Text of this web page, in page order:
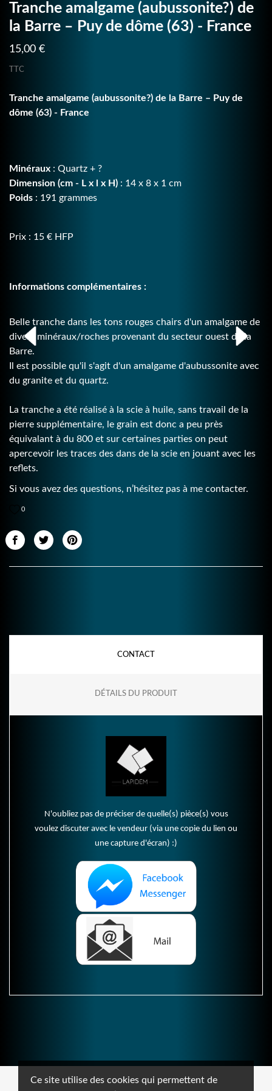
Ce site utilise des cookies qui permettent de
Tranche amalgame (aubussonite?) de
la Barre – Puy de dôme (63) - France
15,00 €
TTC
Tranche amalgame (aubussonite?) de la Barre – Puy de
dôme (63) - France
Minéraux : Quartz + ?
Dimension (cm - L x l x H) : 14 x 8 x 1 cm
Poids : 191 grammes
Prix : 15 € HFP
Informations complémentaires :
Belle tranche dans les tons rouges chairs d'un amalgame de
divers minéraux/roches provenant du secteur ouest de la
Barre.
Il est possible qu'il s'agit d'un amalgame d'aubussonite avec
du granite et du quartz.
La tranche a été réalisé à la scie à huile, sans travail de la
pierre supplémentaire, le grain est donc a peu près
équivalant à du 800 et sur certaines parties on peut
apercevoir les traces des dans de la scie en jouant avec les
reflets.
Si vous avez des questions, n’hésitez pas à me contacter.
0
CONTACT
DÉTAILS DU PRODUIT
N'oubliez pas de préciser de quelle(s) pièce(s) vous
voulez discuter avec le vendeur (via une copie du lien ou
une capture d'écran) :)